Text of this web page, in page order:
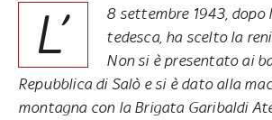
L’
8 settembre 1943, dopo
tedesca, ha scelto la
Non si è presentato ai
Repubblica di Salò e si è dato alla
montagna con la Brigata Garibaldi